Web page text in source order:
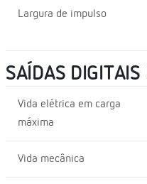
Largura de impulso
SAÍDAS DIGITAIS
Vida elétrica em carga
máxima
Vida mecânica